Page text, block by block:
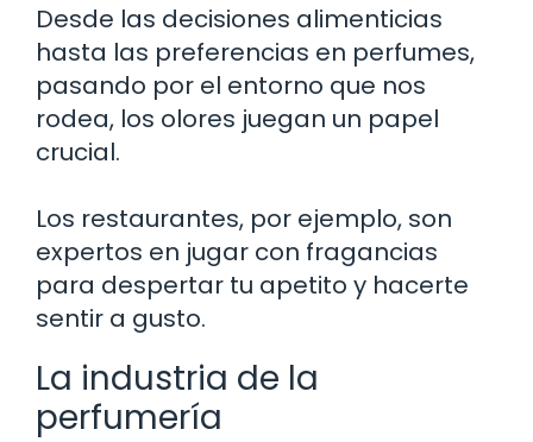
Desde las decisiones alimenticias
hasta las preferencias en perfumes,
pasando por el entorno que nos
rodea, los olores juegan un papel
crucial.
Los restaurantes, por ejemplo, son
expertos en jugar con fragancias
para despertar tu apetito y hacerte
sentir a gusto.
La industria de la
perfumería